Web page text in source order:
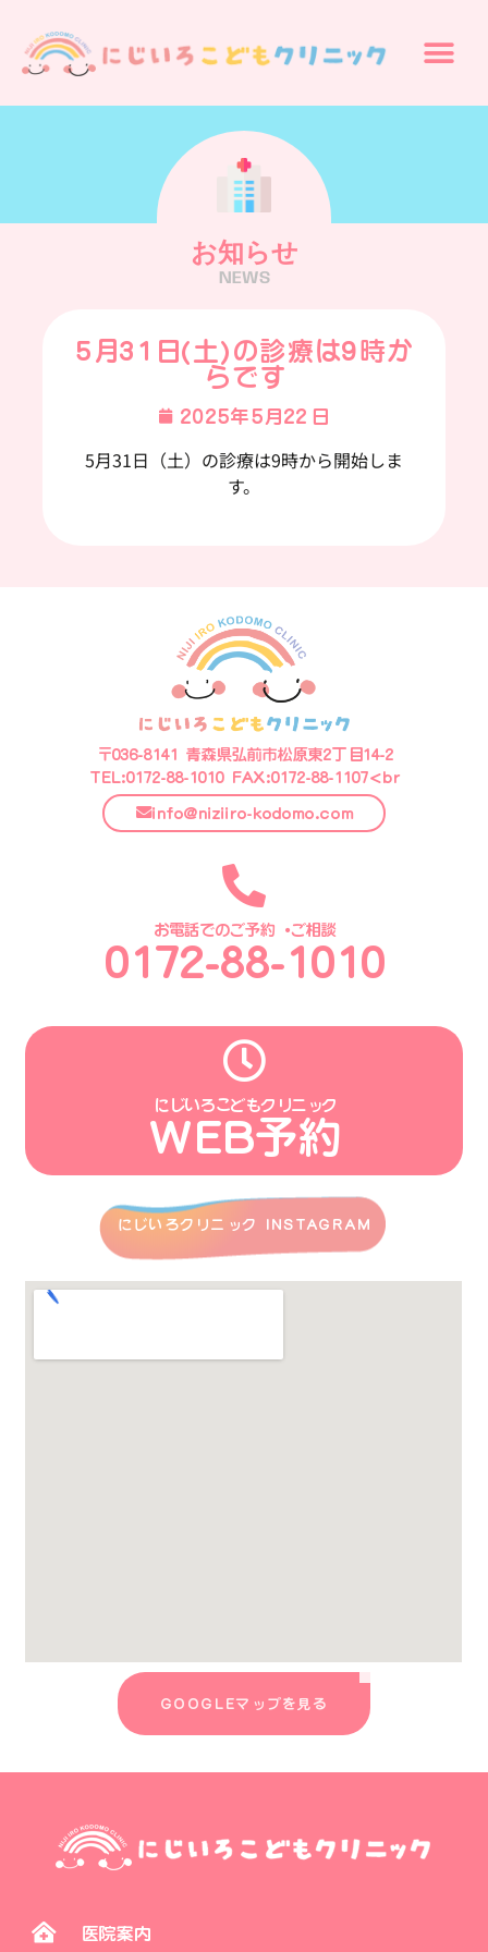
お知らせ
NEWS
5月31日(土)の診療は9時か
らです
2025年5月22日
5月31日（土）の診療は9時から開始しま
す。
〒036-8141 青森県弘前市松原東2丁目14-2
TEL:0172-88-1010 FAX:0172-88-1107<br
info@niziiro-kodomo.com
お電話でのご予約・ご相談
0172-88-1010
にじいろこどもクリニック
WEB予約
にじいろクリニック INSTAGRAM
GOOGLEマップを見る
医院案内